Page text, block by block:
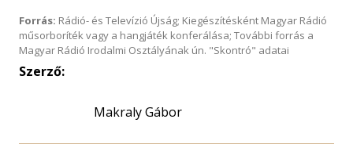
Forrás: Rádió- és Televízió Újság; Kiegészítésként Magyar Rádió
műsorboríték vagy a hangjáték konferálása; További forrás a
Magyar Rádió Irodalmi Osztályának ún. "Skontró" adatai
Szerző:
Makraly Gábor